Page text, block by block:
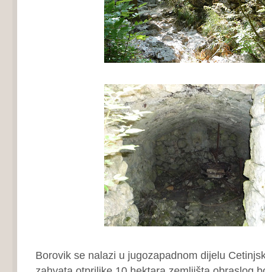
Borovik se nalazi u jugozapadnom dijelu